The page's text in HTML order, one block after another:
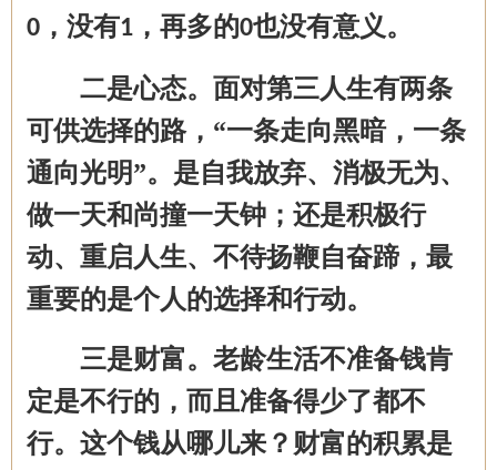
0，没有1，再多的0也没有意义。
二是心态。面对第三人生有两条
可供选择的路， “一条走向黑暗，一条
通向光明”。是自我放弃、消极无为、
做一天和尚撞一天钟；还是积极行
动、重启人生、不待扬鞭自奋蹄，最
重要的是个人的选择和行动。
三是财富。老龄生活不准备钱肯
定是不行的，而且准备得少了都不
行。这个钱从哪儿来？财富的积累是